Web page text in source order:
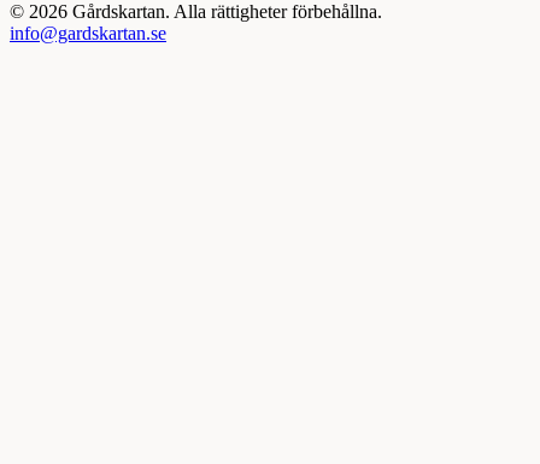
© 2026 Gårdskartan. Alla rättigheter förbehållna.
info@gardskartan.se